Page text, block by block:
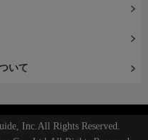
いて
Inc.All Rights Reserved.